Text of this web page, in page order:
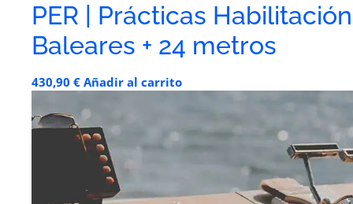
PER | Prácticas Habilitación
Baleares + 24 metros
430,90 € Añadir al carrito